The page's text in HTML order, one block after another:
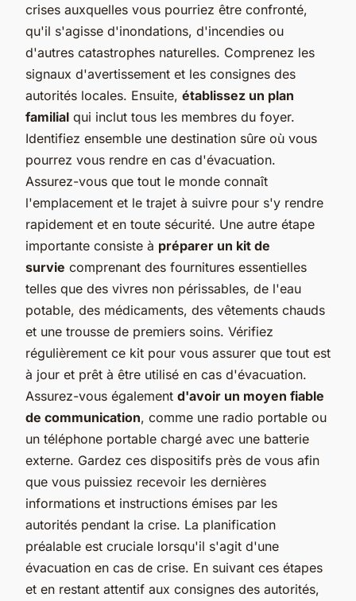
crises auxquelles vous pourriez être confronté,
qu'il s'agisse d'inondations, d'incendies ou
d'autres catastrophes naturelles. Comprenez les
signaux d'avertissement et les consignes des
autorités locales. Ensuite, établissez un plan
familial qui inclut tous les membres du foyer.
Identifiez ensemble une destination sûre où vous
pourrez vous rendre en cas d'évacuation.
Assurez-vous que tout le monde connaît
l'emplacement et le trajet à suivre pour s'y rendre
rapidement et en toute sécurité. Une autre étape
importante consiste à préparer un kit de
survie comprenant des fournitures essentielles
telles que des vivres non périssables, de l'eau
potable, des médicaments, des vêtements chauds
et une trousse de premiers soins. Vérifiez
régulièrement ce kit pour vous assurer que tout est
à jour et prêt à être utilisé en cas d'évacuation.
Assurez-vous également d'avoir un moyen fiable
de communication, comme une radio portable ou
un téléphone portable chargé avec une batterie
externe. Gardez ces dispositifs près de vous afin
que vous puissiez recevoir les dernières
informations et instructions émises par les
autorités pendant la crise. La planification
préalable est cruciale lorsqu'il s'agit d'une
évacuation en cas de crise. En suivant ces étapes
et en restant attentif aux consignes des autorités,